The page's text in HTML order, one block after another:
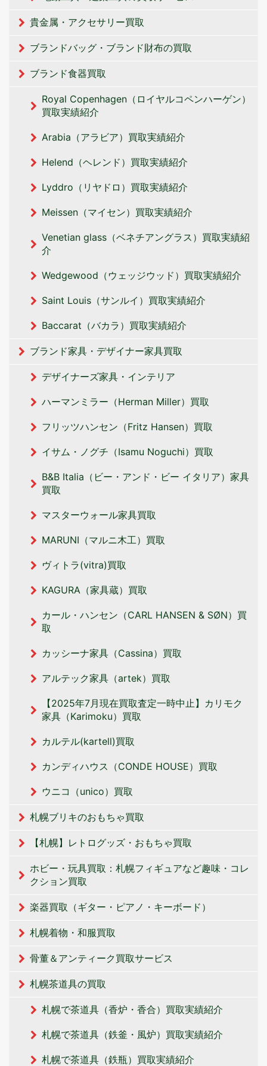
貴金属・アクセサリー買取
ブランドバッグ・ブランド財布の買取
ブランド食器買取
Royal Copenhagen（ロイヤルコペンハーゲン）
買取実績紹介
Arabia（アラビア）買取実績紹介
Helend（ヘレンド）買取実績紹介
Lyddro（リヤドロ）買取実績紹介
Meissen（マイセン）買取実績紹介
Venetian glass（ベネチアングラス）買取実績紹
介
Wedgewood（ウェッジウッド）買取実績紹介
Saint Louis（サンルイ）買取実績紹介
Baccarat（バカラ）買取実績紹介
ブランド家具・デザイナー家具買取
デザイナーズ家具・インテリア
ハーマンミラー（Herman Miller）買取
フリッツハンセン（Fritz Hansen）買取
イサム・ノグチ（Isamu Noguchi）買取
B&B Italia（ビー・アンド・ビー イタリア‎）家具
買取
マスターウォール家具買取
MARUNI（マルニ木工）買取
ヴィトラ(vitra)買取
KAGURA（家具蔵）買取
カール・ハンセン（CARL HANSEN & SØN）買
取
カッシーナ家具（Cassina）買取
アルテック家具（artek）買取
【2025年7月現在買取査定一時中止】カリモク
家具（Karimoku）買取
カルテル(kartell)買取
カンディハウス（CONDE HOUSE）買取
ウニコ（unico）買取
札幌ブリキのおもちゃ買取
【札幌】レトログッズ・おもちゃ買取
ホビー・玩具買取：札幌フィギュアなど趣味・コレ
クション買取
楽器買取（ギター・ピアノ・キーボード）
札幌着物・和服買取
骨董＆アンティーク買取サービス
札幌茶道具の買取
札幌で茶道具（香炉・香合）買取実績紹介
札幌で茶道具（鉄釜・風炉）買取実績紹介
札幌で茶道具（鉄瓶）買取実績紹介